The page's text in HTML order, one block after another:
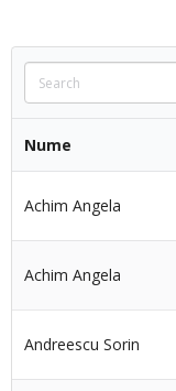
Nume
Achim Angela
Achim Angela
Andreescu Sorin